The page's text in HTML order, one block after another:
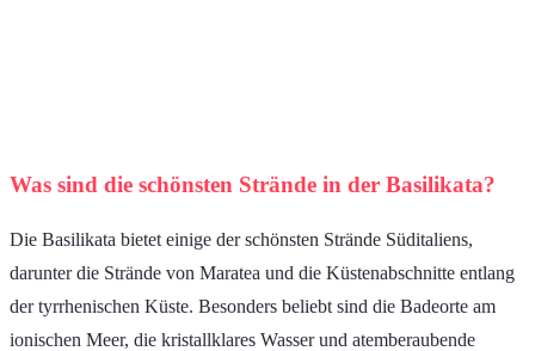
Was sind die schönsten Strände in der Basilikata?
Die Basilikata bietet einige der schönsten Strände Süditaliens,
darunter die Strände von Maratea und die Küstenabschnitte entlang
der tyrrhenischen Küste. Besonders beliebt sind die Badeorte am
ionischen Meer, die kristallklares Wasser und atemberaubende